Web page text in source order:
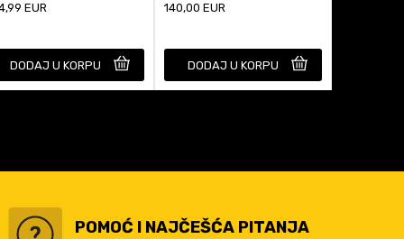
EUR
DODAJ U KORPU
140,00 EUR
DODAJ U KORPU
POMOĆ I NAJČEŠĆA PITANJA